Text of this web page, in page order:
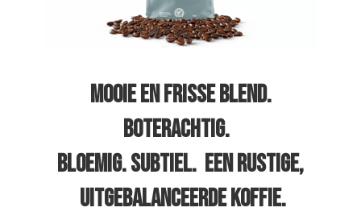
mooie en frisse blend.
Boterachtig.
Bloemig. Subtiel. Een rustige,
uitgebalanceerde koffie.